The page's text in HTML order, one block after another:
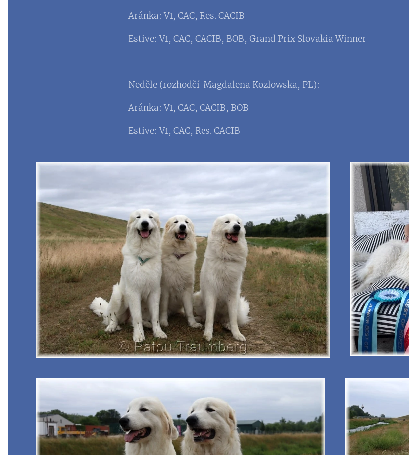
Aránka: V1, CAC, Res. CACIB
Estive: V1, CAC, CACIB, BOB, Grand Prix Slovakia Winner
Neděle (rozhodčí Magdalena Kozlowska, PL):
Aránka: V1, CAC, CACIB, BOB
Estive: V1, CAC, Res. CACIB